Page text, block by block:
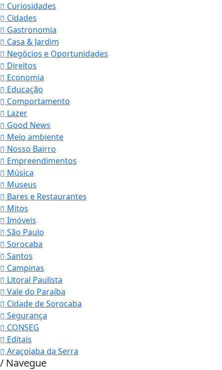
Curiosidades
Cidades
Gastronomia
Casa & Jardim
Negócios e Oportunidades
Direitos
Economia
Educação
Comportamento
Lazer
Good News
Meio ambiente
Nosso Bairro
Empreendimentos
Música
Museus
Bares e Restaurantes
Mitos
Imóveis
São Paulo
Sorocaba
Santos
Campinas
Litoral Paulista
Vale do Paraíba
Cidade de Sorocaba
Segurança
CONSEG
Editais
Araçoiaba da Serra
/ Navegue